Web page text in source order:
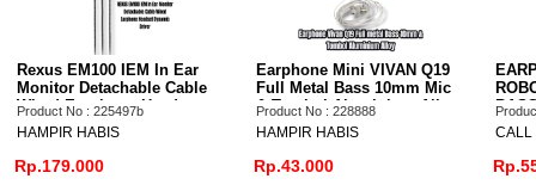
Ear
Rp.43.000
Earphone Mini VIVAN Q19
Full Metal Bass 10mm Mic
& Tombol Aluminium Alloy
Product No : 228888
HAMPIR HABIS
Rp.55.000
EARPHONE HEADSET
ROBOT RE240S FULL
BASS WIRED
Product No : 229859
CALL US